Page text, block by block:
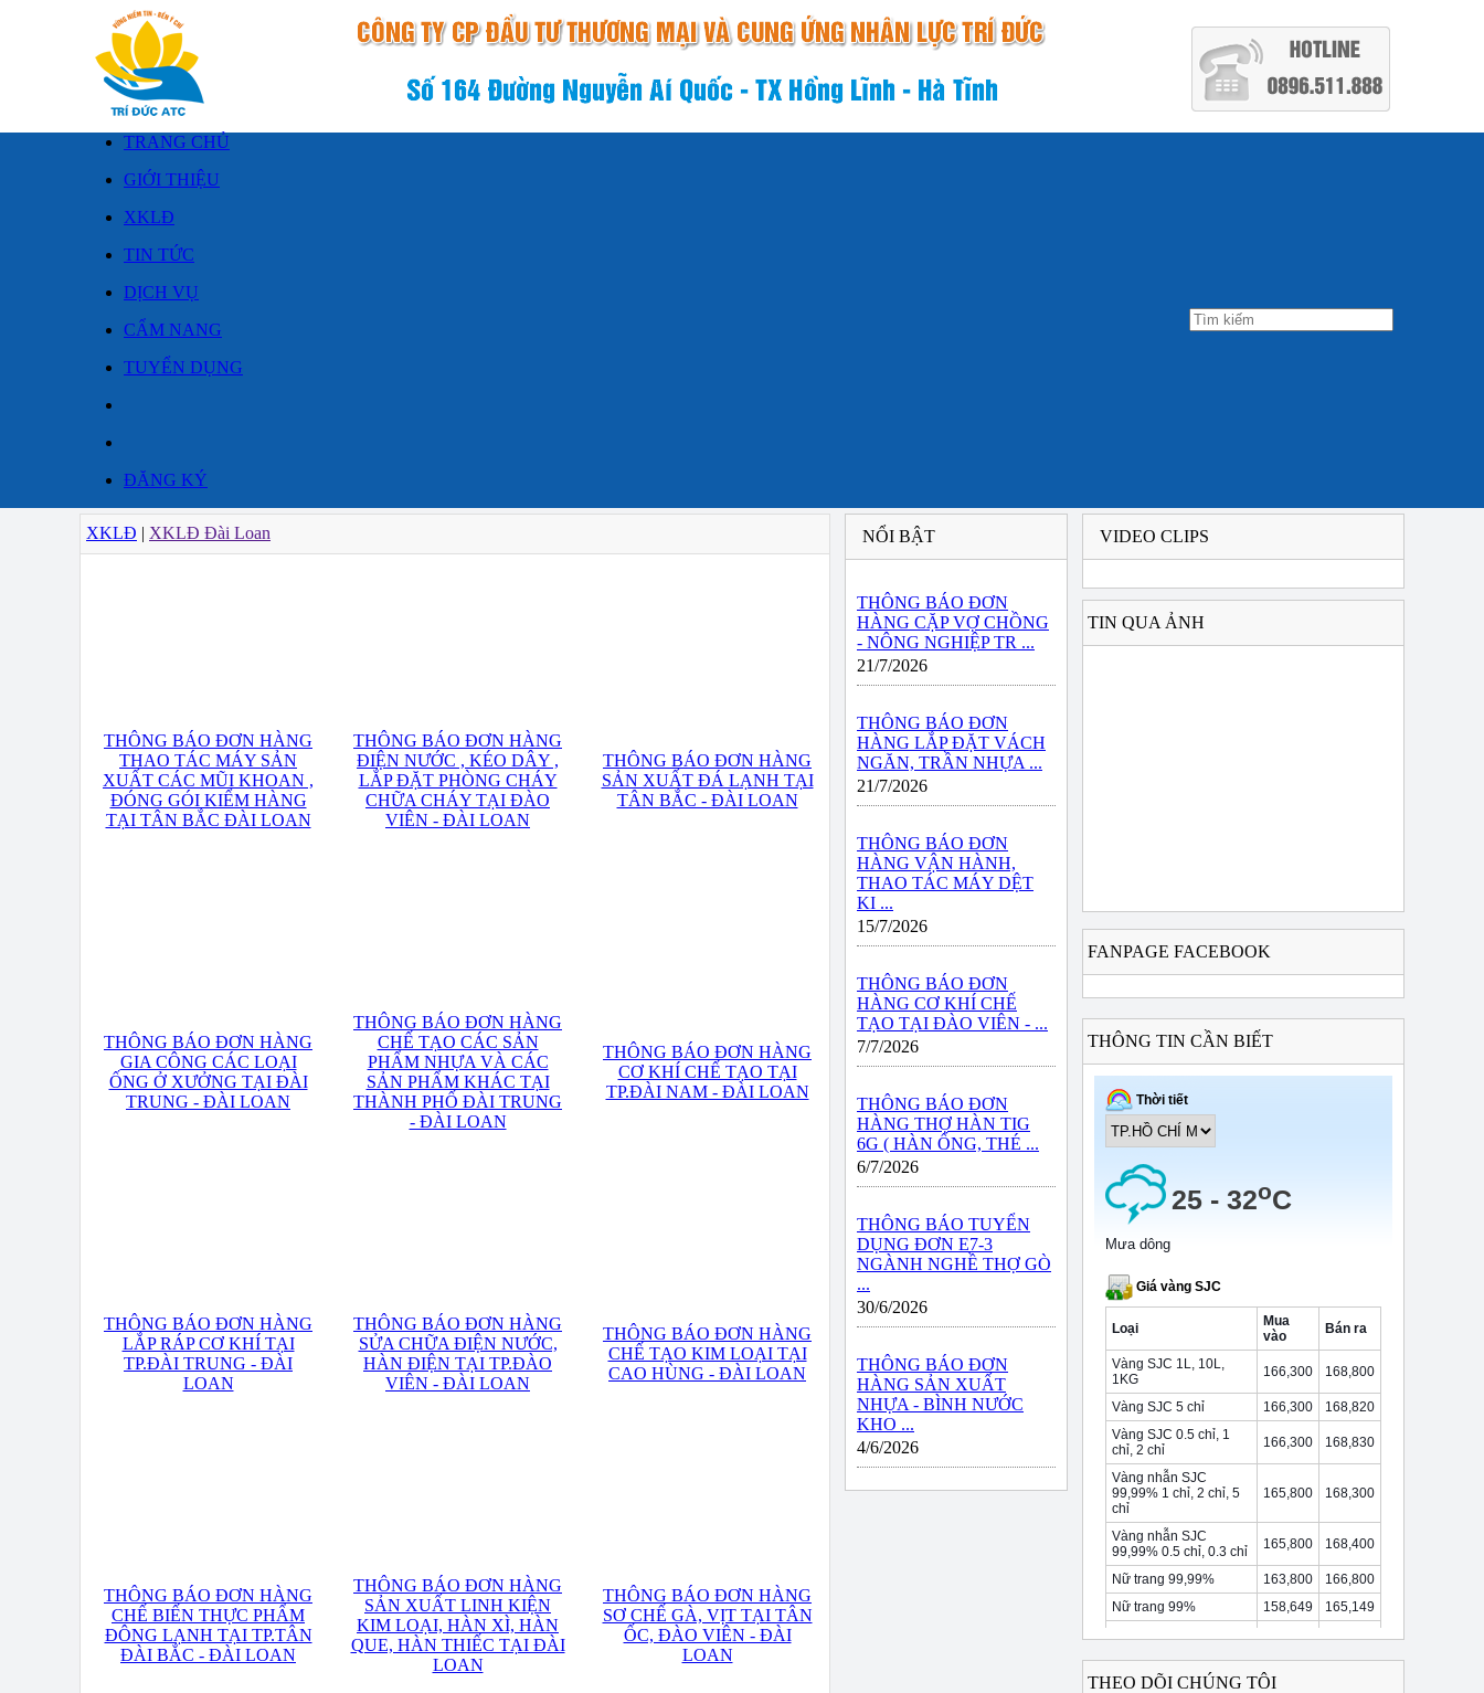
TRANG CHỦ
GIỚI THIỆU
XKLĐ
TIN TỨC
DỊCH VỤ
CẨM NANG
TUYỂN DỤNG
ĐĂNG KÝ
XKLĐ | XKLĐ Đài Loan
THÔNG BÁO ĐƠN HÀNG
THAO TÁC MÁY SẢN
XUẤT CÁC MŨI KHOAN ,
ĐÓNG GÓI KIỂM HÀNG
TẠI TÂN BẮC ĐÀI LOAN
THÔNG BÁO ĐƠN HÀNG
ĐIỆN NƯỚC , KÉO DÂY ,
LẮP ĐẶT PHÒNG CHÁY
CHỮA CHÁY TẠI ĐÀO
VIÊN - ĐÀI LOAN
THÔNG BÁO ĐƠN HÀNG
SẢN XUẤT ĐÁ LẠNH TẠI
TÂN BẮC - ĐÀI LOAN
THÔNG BÁO ĐƠN HÀNG
GIA CÔNG CÁC LOẠI
ỐNG Ở XƯỞNG TẠI ĐÀI
TRUNG - ĐÀI LOAN
THÔNG BÁO ĐƠN HÀNG
CHẾ TẠO CÁC SẢN
PHẨM NHỰA VÀ CÁC
SẢN PHẨM KHÁC TẠI
THÀNH PHỐ ĐÀI TRUNG
- ĐÀI LOAN
THÔNG BÁO ĐƠN HÀNG
CƠ KHÍ CHẾ TẠO TẠI
TP.ĐÀI NAM - ĐÀI LOAN
THÔNG BÁO ĐƠN HÀNG
LẮP RÁP CƠ KHÍ TẠI
TP.ĐÀI TRUNG - ĐÀI
LOAN
THÔNG BÁO ĐƠN HÀNG
SỬA CHỮA ĐIỆN NƯỚC,
HÀN ĐIỆN TẠI TP.ĐÀO
VIÊN - ĐÀI LOAN
THÔNG BÁO ĐƠN HÀNG
CHẾ TẠO KIM LOẠI TẠI
CAO HÙNG - ĐÀI LOAN
THÔNG BÁO ĐƠN HÀNG
CHẾ BIẾN THỰC PHẨM
ĐÔNG LẠNH TẠI TP.TÂN
ĐÀI BẮC - ĐÀI LOAN
THÔNG BÁO ĐƠN HÀNG
SẢN XUẤT LINH KIỆN
KIM LOẠI, HÀN XÌ, HÀN
QUE, HÀN THIẾC TẠI ĐÀI
LOAN
THÔNG BÁO ĐƠN HÀNG
SƠ CHẾ GÀ, VỊT TẠI TÂN
ỐC, ĐÀO VIÊN - ĐÀI
LOAN
NỔI BẬT
THÔNG BÁO ĐƠN
HÀNG CẶP VỢ CHỒNG
- NÔNG NGHIỆP TR ...
21/7/2026
THÔNG BÁO ĐƠN
HÀNG LẮP ĐẶT VÁCH
NGĂN, TRẦN NHỰA ...
21/7/2026
THÔNG BÁO ĐƠN
HÀNG VẬN HÀNH,
THAO TÁC MÁY DỆT
KI ...
15/7/2026
THÔNG BÁO ĐƠN
HÀNG CƠ KHÍ CHẾ
TẠO TẠI ĐÀO VIÊN - ...
7/7/2026
THÔNG BÁO ĐƠN
HÀNG THỢ HÀN TIG
6G ( HÀN ỐNG, THÉ ...
6/7/2026
THÔNG BÁO TUYỂN
DỤNG ĐƠN E7-3
NGÀNH NGHỀ THỢ GÒ
...
30/6/2026
THÔNG BÁO ĐƠN
HÀNG SẢN XUẤT
NHỰA - BÌNH NƯỚC
KHO ...
4/6/2026
VIDEO CLIPS
TIN QUA ẢNH
FANPAGE FACEBOOK
THÔNG TIN CẦN BIẾT
THEO DÕI CHÚNG TÔI